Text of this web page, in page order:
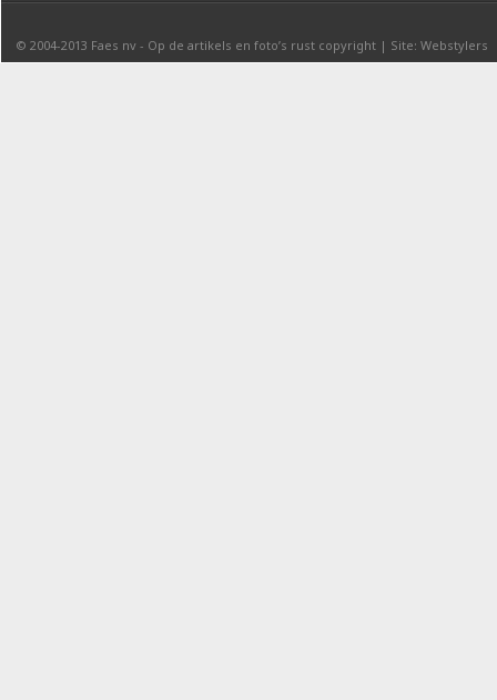
© 2004-2013 Faes nv - Op de artikels en foto’s rust copyright | Site: Webstylers